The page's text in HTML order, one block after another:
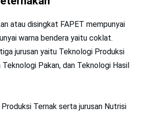
atau disingkat FAPET mempunyai
warna bendera yaitu coklat.
jurusan yaitu Teknologi Produksi
Teknologi Pakan, dan Teknologi Hasil
Ternak serta jurusan Nutrisi